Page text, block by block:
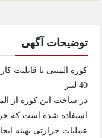
توضیحات آگهی
40 لیتر
در ساخت این کوره از
استفاده شده است که
عملیات حرارتی بهینه